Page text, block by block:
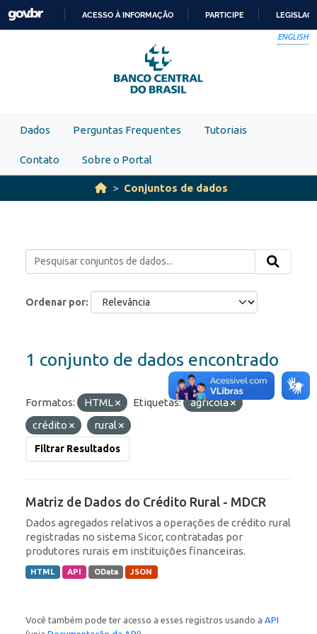
Skip to main content
PARA
O
CONTEÚDO
ACESSO À INFORMAÇÃO PARTICIPE
ENGLISH
Dados Perguntas Frequentes Tutoriais
Contato Sobre o Portal
Conjuntos de dados
Ordenar por
1 conjunto de dados encontrado
Formatos: HTML Etiquetas:
agrícola
crédito
rural
Filtrar Resultados
Matriz de Dados do Crédito Rural - MDCR
Dados agregados relativos a operações de crédito rural
registradas no sistema Sicor, contratadas por
produtores rurais em instituições financeiras.
HTML API OData JSON
Você também pode ter acesso a esses registros usando a API